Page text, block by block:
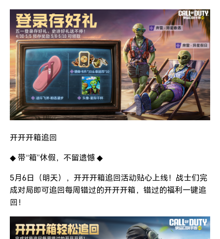
开开开箱追回
◆ 带“箱”休假，不留遗憾 ◆
5月6日（明天），开开开箱追回活动贴心上线！战士们完
成对局即可追回每周错过的开开开箱，错过的福利一键追
回！